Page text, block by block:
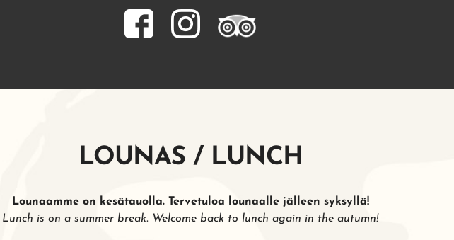
LOUNAS / LUNCH
Lounaamme on kesätauolla. Tervetuloa lounaalle jälleen syksyllä!
Lunch is on a summer break. Welcome back to lunch again in the autumn!